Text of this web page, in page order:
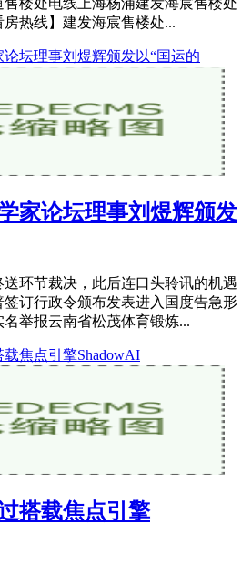
楼处电线上海杨浦建发海宸售楼处
热线】建发海宸售楼处...
家论坛理事刘煜辉颁发
环节裁决，此后连口头聆讯的机遇
订行政令颁布发表进入国度告急形
举报云南省松茂体育锻炼...
搭载焦点引擎